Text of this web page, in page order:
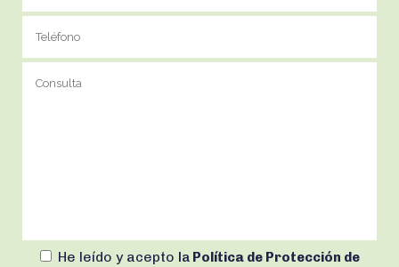
He leído y acepto la Política de Protección de